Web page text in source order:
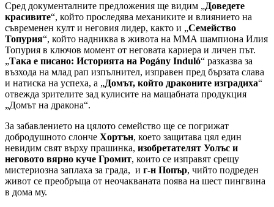
Сред документалните предложения ще видим „Доведете
красивите“, който проследява механиките и влиянието на
съвременен култ и неговия лидер, както и „Семейство
Топурия“, който надниква в живота на ММА шампиона Илия
Топурия в ключов момент от неговата кариера и личен път.
„Така е писано: Историята на Pogány Induló“ разказва за
възхода на млад рап изпълнител, изправен пред бързата слава
и натиска на успеха, а „Домът, който драконите изградиха“
отвежда зрителите зад кулисите на мащабната продукция
„Домът на дракона“.
За забавлението на цялото семейство ще се погрижат
добродушното слонче Хортън, което защитава цял един
невидим свят върху прашинка, изобретателят Уолъс и
неговото вярно куче Громит, които се изправят срещу
мистериозна заплаха за града, и г-н Попър, чийто подреден
живот се преобръща от неочакваната поява на шест пингвина
в дома му.